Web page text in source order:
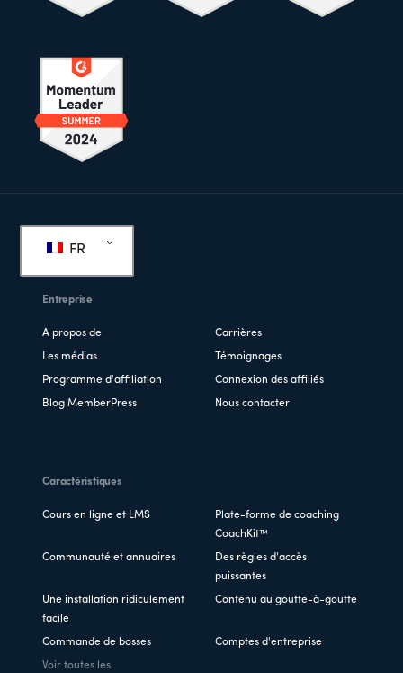
de
FR
Entreprise
A propos de Carrières
Les médias Témoignages
Programme d'affiliation Connexion des affiliés
Blog MemberPress Nous contacter
Caractéristiques
Cours en ligne et LMS
Plate-forme de coaching
CoachKit™
Communauté et annuaires
Des règles d'accès
puissantes
Une installation ridiculement
facile
Contenu au goutte-à-goutte
Commande de bosses Comptes d'entreprise
Voir toutes les